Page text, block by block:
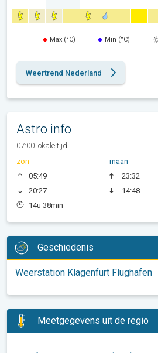
Max (°C) Min (°C)
Weertrend Nederland
Astro info
07:00 lokale tijd
zon
05:49
20:27
14u 38min
maan
23:32
14:48
Geschiedenis
Weerstation Klagenfurt Flughafen
Meetgegevens uit de regio